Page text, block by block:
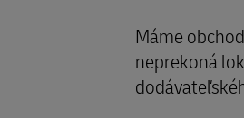
Máme
neprekoná